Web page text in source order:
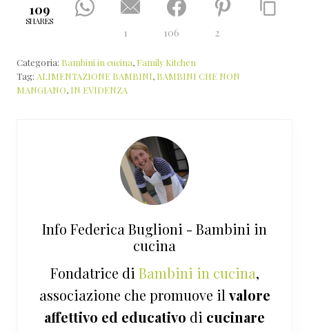
109
SHARES
1 106 2
Categoria: Bambini in cucina, Family Kitchen
Tag: ALIMENTAZIONE BAMBINI, BAMBINI CHE NON
MANGIANO, IN EVIDENZA
Info Federica Buglioni - Bambini in
cucina
Fondatrice di Bambini in cucina,
associazione che promuove il valore
affettivo ed educativo di cucinare